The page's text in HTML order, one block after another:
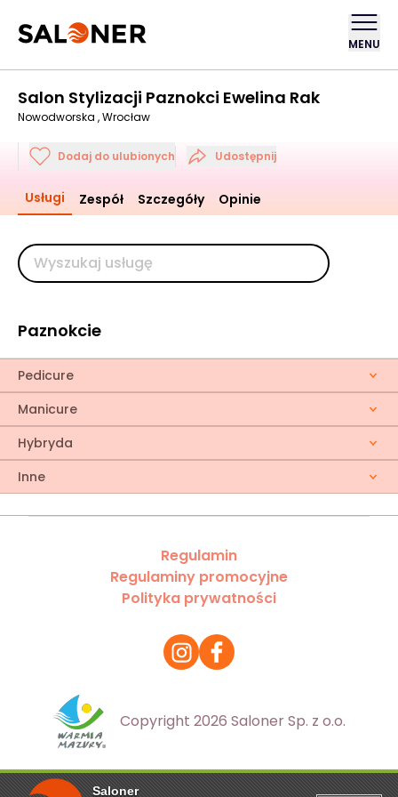
Saloner
MENU
Salon Stylizacji Paznokci Ewelina Rak
Nowodworska , Wrocław
Dodaj do ulubionych Udostępnij
Usługi Zespół Szczegóły Opinie
Paznokcie
Pedicure
Manicure
Hybryda
Inne
Regulamin
Regulaminy promocyjne
Polityka prywatności
Copyright 2026 Saloner Sp. z o.o.